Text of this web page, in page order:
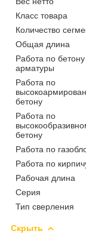
Класс товара
Количество
Общая длина
Работа по
арматуры
Работа по
бетону
Работа по
бетону
Работа по
Работа по
Рабочая длина
Серия
Тип сверления
Скрыть